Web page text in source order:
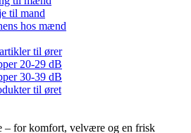
til mand
hos mænd
til ører
20-29 dB
30-39 dB
til øret
– for komfort, velvære og en frisk